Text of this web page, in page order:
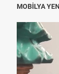
MOBILYA